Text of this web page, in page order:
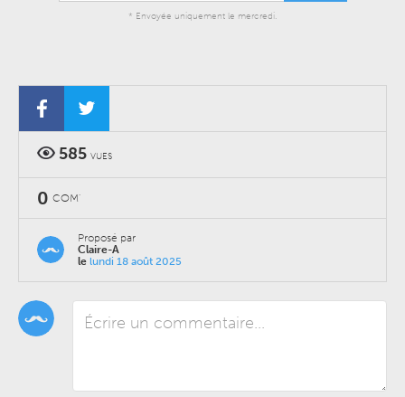
* Envoyée uniquement le mercredi.
585 VUES
0 COM'
Proposé par
Claire-A
le lundi 18 août 2025